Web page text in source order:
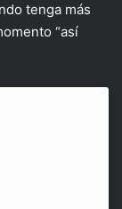
tenga más
“así